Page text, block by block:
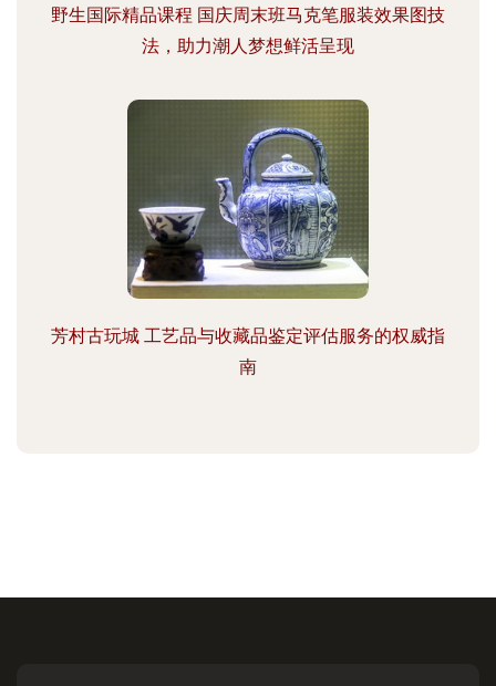
野生国际精品课程 国庆周末班马克笔服装效果图技
法，助力潮人梦想鲜活呈现
芳村古玩城 工艺品与收藏品鉴定评估服务的权威指
南